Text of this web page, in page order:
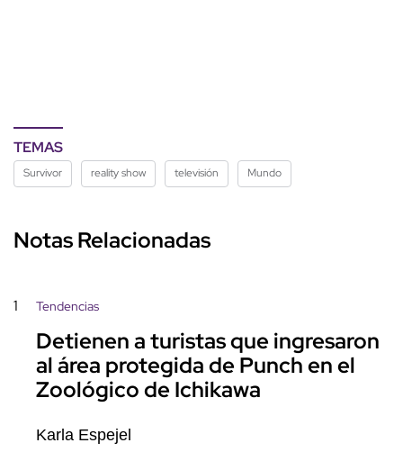
TEMAS
Survivor reality show televisión Mundo
Notas Relacionadas
1 Tendencias
Detienen a turistas que ingresaron
al área protegida de Punch en el
Zoológico de Ichikawa
Karla Espejel